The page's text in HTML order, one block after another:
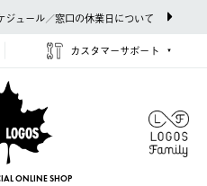
ュール／窓口の休業日について
カスタマーサポート
ONLINE SHOP